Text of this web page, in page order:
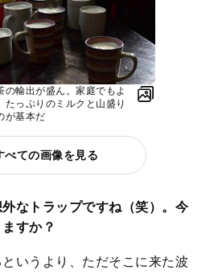
の輸出が盛ん。家庭でもよ
たっぷりのミルクと山盛り
が基本だ
べての画像を見る
トラップですね（笑）。今
すか？
いうより、ただそこに来た波